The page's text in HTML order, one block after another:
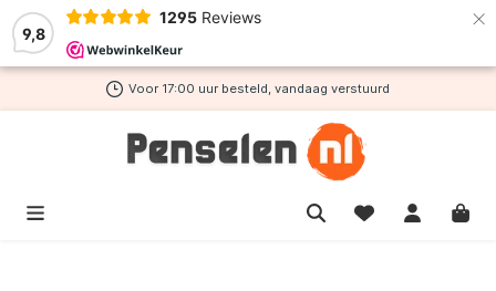
9,8
1295 Reviews ×
hoofdinhoud
Voor 17:00 uur besteld, vandaag verstuurd